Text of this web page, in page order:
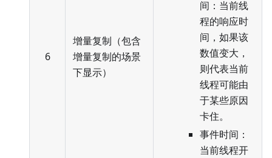
6
增量复制（包含
增量复制的场景
下显示）
间：当前线
程的响应时
间，如果该
数值变大，
则代表当前
线程可能由
于某些原因
卡住。
事件时间：
当前线程开